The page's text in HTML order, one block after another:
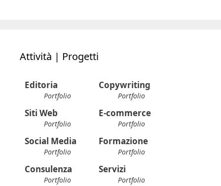
Attività | Progetti
Editoria
Portfolio
Copywriting
Portfolio
Siti Web
Portfolio
E-commerce
Portfolio
Social Media
Portfolio
Formazione
Portfolio
Consulenza
Portfolio
Servizi
Portfolio